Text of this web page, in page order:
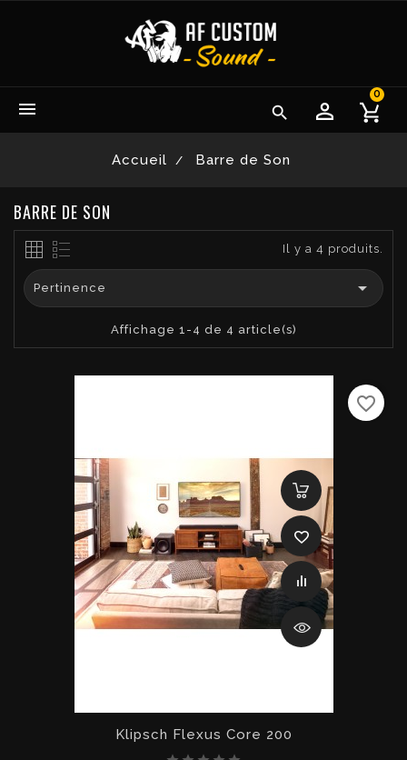


0
Accueil Barre de Son
BARRE DE SON
Il y a 4 produits.
Pertinence 
Affichage 1-4 de 4 article(s)
Klipsch Flexus Core 200
favorite_border